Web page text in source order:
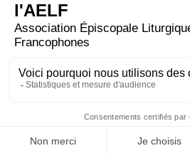
Car, si vous pardonnez aux
votre Père céleste vous
Mais si vous ne pardonnez pas
votre Père non plus ne
– Acclamons la Parole de